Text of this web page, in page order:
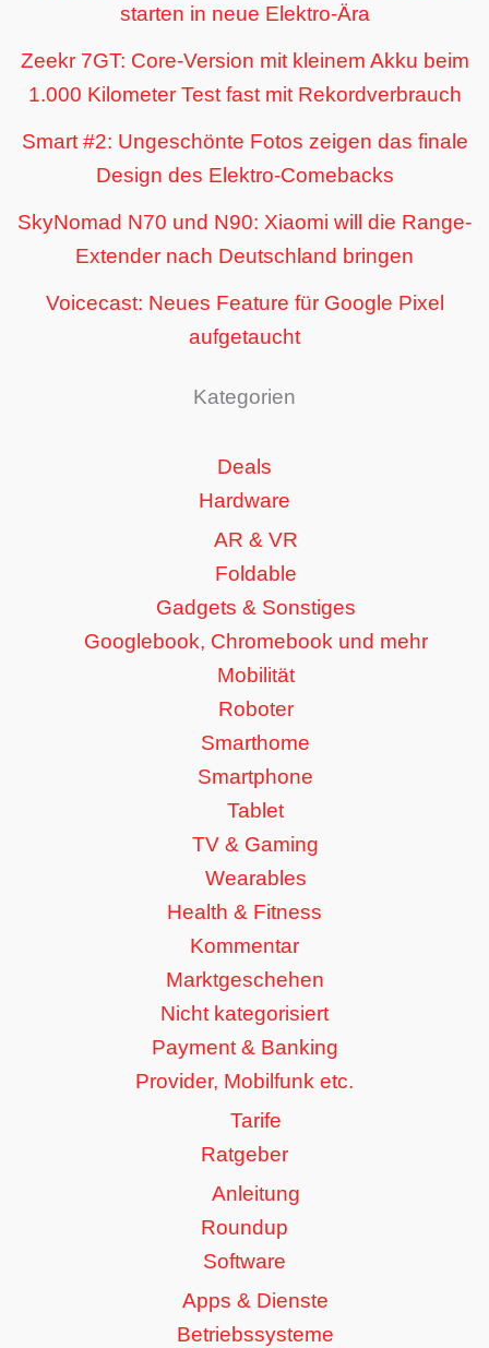
starten in neue Elektro-Ära
Zeekr 7GT: Core-Version mit kleinem Akku beim
1.000 Kilometer Test fast mit Rekordverbrauch
Smart #2: Ungeschönte Fotos zeigen das finale
Design des Elektro-Comebacks
SkyNomad N70 und N90: Xiaomi will die Range-
Extender nach Deutschland bringen
Voicecast: Neues Feature für Google Pixel
aufgetaucht
Kategorien
Deals
Hardware
AR & VR
Foldable
Gadgets & Sonstiges
Googlebook, Chromebook und mehr
Mobilität
Roboter
Smarthome
Smartphone
Tablet
TV & Gaming
Wearables
Health & Fitness
Kommentar
Marktgeschehen
Nicht kategorisiert
Payment & Banking
Provider, Mobilfunk etc.
Tarife
Ratgeber
Anleitung
Roundup
Software
Apps & Dienste
Betriebssysteme